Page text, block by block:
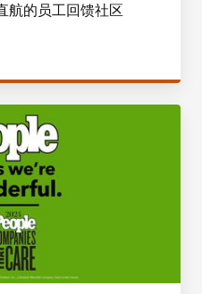
航的员工回馈社区